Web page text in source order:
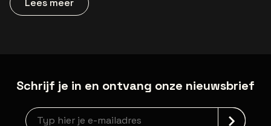
Lees meer
Schrijf je in en ontvang onze nieuwsbrief
newsLetterLabel